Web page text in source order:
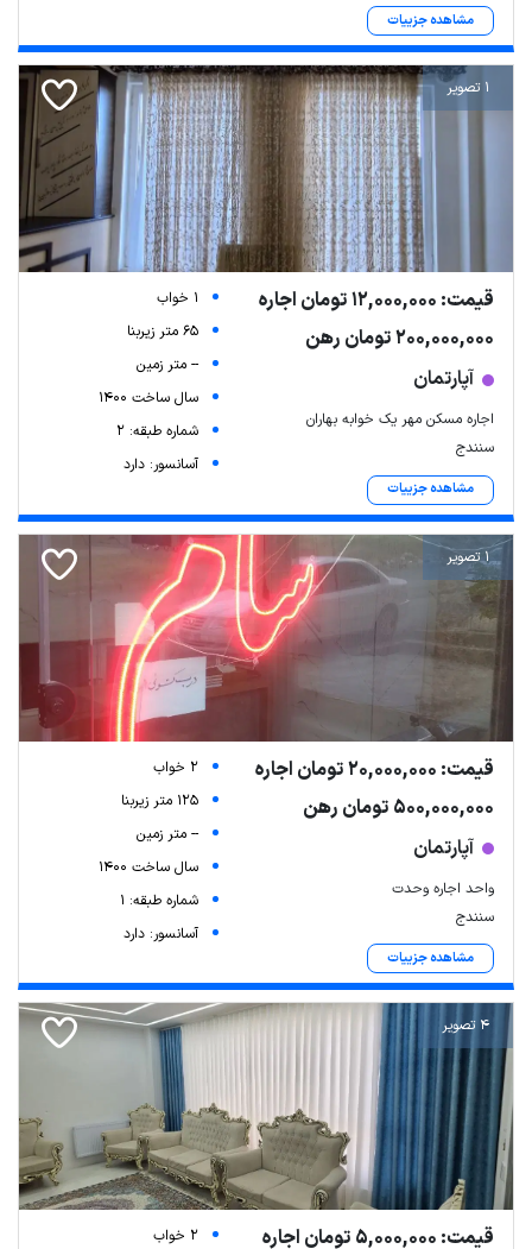
مشاهده جزییات
1 تصویر
قیمت: 12,000,000 تومان اجاره
200,000,000 تومان رهن
آپارتمان
اجاره مسکن مهر یک خوابه بهاران
سنندج
مشاهده جزییات
1 خواب
65 متر زیربنا
-- متر زمین
سال ساخت 1400
شماره طبقه: 2
آسانسور: دارد
1 تصویر
قیمت: 20,000,000 تومان اجاره
500,000,000 تومان رهن
آپارتمان
واحد اجاره وحدت
سنندج
مشاهده جزییات
2 خواب
125 متر زیربنا
-- متر زمین
سال ساخت 1400
شماره طبقه: 1
آسانسور: دارد
4 تصویر
قیمت: 5,000,000 تومان اجاره
2 خواب